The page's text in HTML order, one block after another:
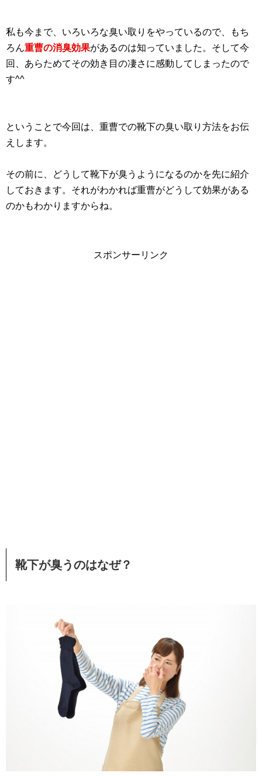
私も今まで、いろいろな臭い取りをやっているので、もち
ろん重曹の消臭効果があるのは知っていました。そして今
回、あらためてその効き目の凄さに感動してしまったので
す^^
ということで今回は、重曹での靴下の臭い取り方法をお伝
えします。
その前に、どうして靴下が臭うようになるのかを先に紹介
しておきます。それがわかれば重曹がどうして効果がある
のかもわかりますからね。
スポンサーリンク
靴下が臭うのはなぜ？